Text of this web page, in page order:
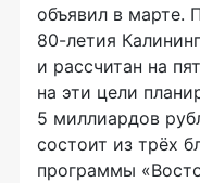
объявил в марте.
80-летия
и рассчитан на
на эти цели
5 миллиардов
состоит из трёх
программы